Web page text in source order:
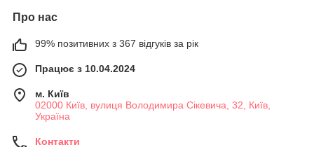
Про нас
99% позитивних з 367 відгуків за рік
Працює з 10.04.2024
м. Київ
02000 Київ, вулиця Володимира Сікевича, 32, Київ,
Україна
Контакти